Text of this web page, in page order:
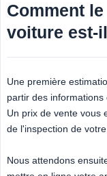
Comment
voiture est-
Une première
partir des
Un prix de vente vous
de l'inspection de
Nous attendons